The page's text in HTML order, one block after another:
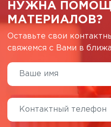
НУЖНА
МАТЕРИАЛОВ?
Оставьте свои
свяжемся с Вами в